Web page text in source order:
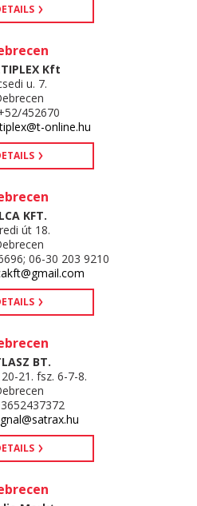
Kft
u. 7.
452670
online.hu
KFT.
út 18.
06-30 203 9210
BT.
21. fsz. 6-7-8.